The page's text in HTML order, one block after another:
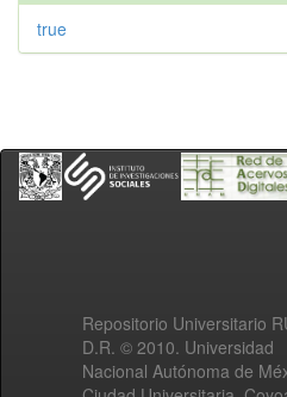
true
Repositorio Universitario
D.R. © 2010. Universidad
Nacional Autónoma de